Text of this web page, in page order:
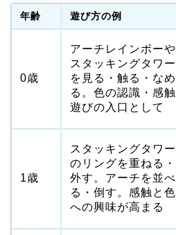
年齢 遊び方の例
0歳
アーチレインボーや
スタッキングタワー
を見る・触る・なめ
る。色の認識・感触
遊びの入口として
1歳
スタッキングタワー
のリングを重ねる・
外す。アーチを並べ
る・倒す。感触と色
への興味が高まる